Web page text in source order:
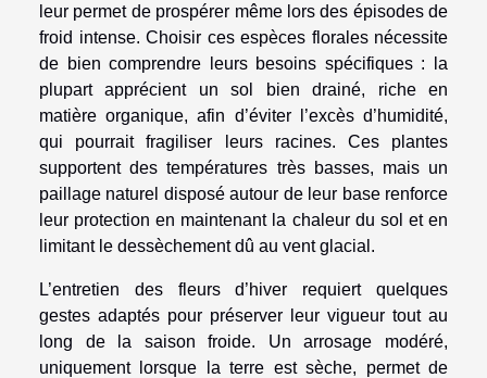
leur permet de prospérer même lors des épisodes de
froid intense. Choisir ces espèces florales nécessite
de bien comprendre leurs besoins spécifiques : la
plupart apprécient un sol bien drainé, riche en
matière organique, afin d’éviter l’excès d’humidité,
qui pourrait fragiliser leurs racines. Ces plantes
supportent des températures très basses, mais un
paillage naturel disposé autour de leur base renforce
leur protection en maintenant la chaleur du sol et en
limitant le dessèchement dû au vent glacial.
L’entretien des fleurs d’hiver requiert quelques
gestes adaptés pour préserver leur vigueur tout au
long de la saison froide. Un arrosage modéré,
uniquement lorsque la terre est sèche, permet de